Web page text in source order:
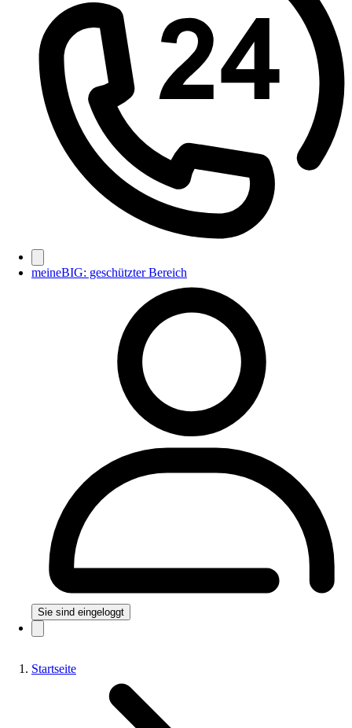
meineBIG: geschützter Bereich
Sie sind eingeloggt
Startseite